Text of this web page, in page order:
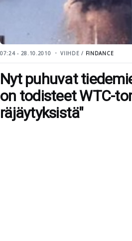
07:24 - 28.10.2010 VIIHDE / FINDANCE
Nyt puhuvat
on todisteet WTC-
räjäytyksistä"